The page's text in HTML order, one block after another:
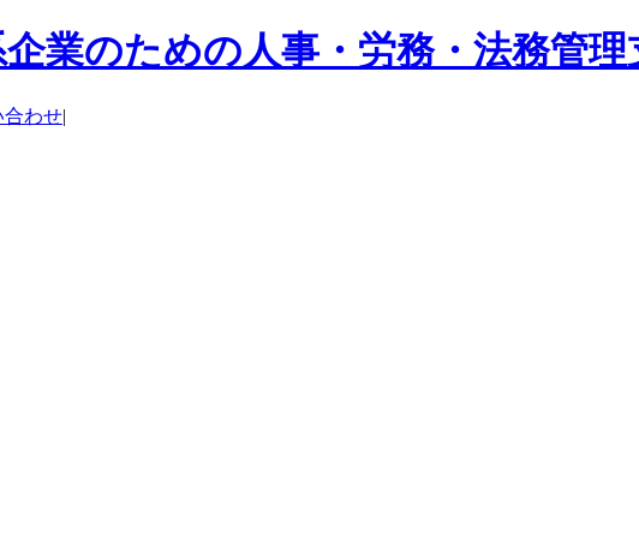
業のための人事・労務・法務管理
合わせ|